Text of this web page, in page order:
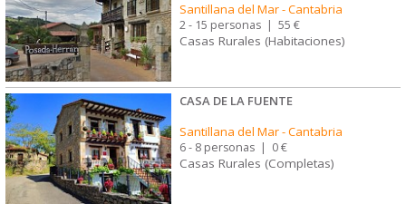
Santillana del Mar-Cantabria
2 - 15 personas | 55 €
Casas Rurales (Habitaciones)
CASA DE LA FUENTE
Santillana del Mar-Cantabria
6 - 8 personas | 0 €
Casas Rurales (Completas)